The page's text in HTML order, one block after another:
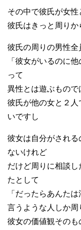
その中で彼氏が女
彼氏はきっと周り
彼氏の周りの男性全
「彼女がいるのに
って
異性とは遊ぶもの
彼氏が他の女と２
いですし
彼女は自分がされ
ないけれど
だけど周りに相談
たとして
「だったらあんた
言うような人しか
彼女の価値観その